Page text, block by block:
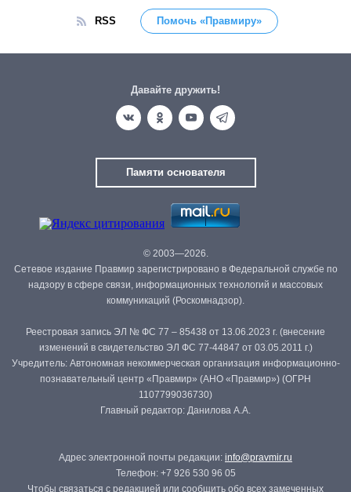
RSS Помочь «Правмиру»
Давайте дружить!
Памяти основателя
© 2003—2026.
Сетевое издание Правмир зарегистрировано в Федеральной службе по
надзору в сфере связи, информационных технологий и массовых
коммуникаций (Роскомнадзор).
Реестровая запись ЭЛ № ФС 77 – 85438 от 13.06.2023 г. (внесение
изменений в свидетельство ЭЛ ФС 77-44847 от 03.05.2011 г.)
Учредитель: Автономная некоммерческая организация информационно-
познавательный центр «Правмир» (АНО «Правмир») (ОГРН
1107799036730)
Главный редактор: Данилова А.А.
Адрес электронной почты редакции: info@pravmir.ru
Телефон: +7 926 530 96 05
Чтобы связаться с редакцией или сообщить обо всех замеченных